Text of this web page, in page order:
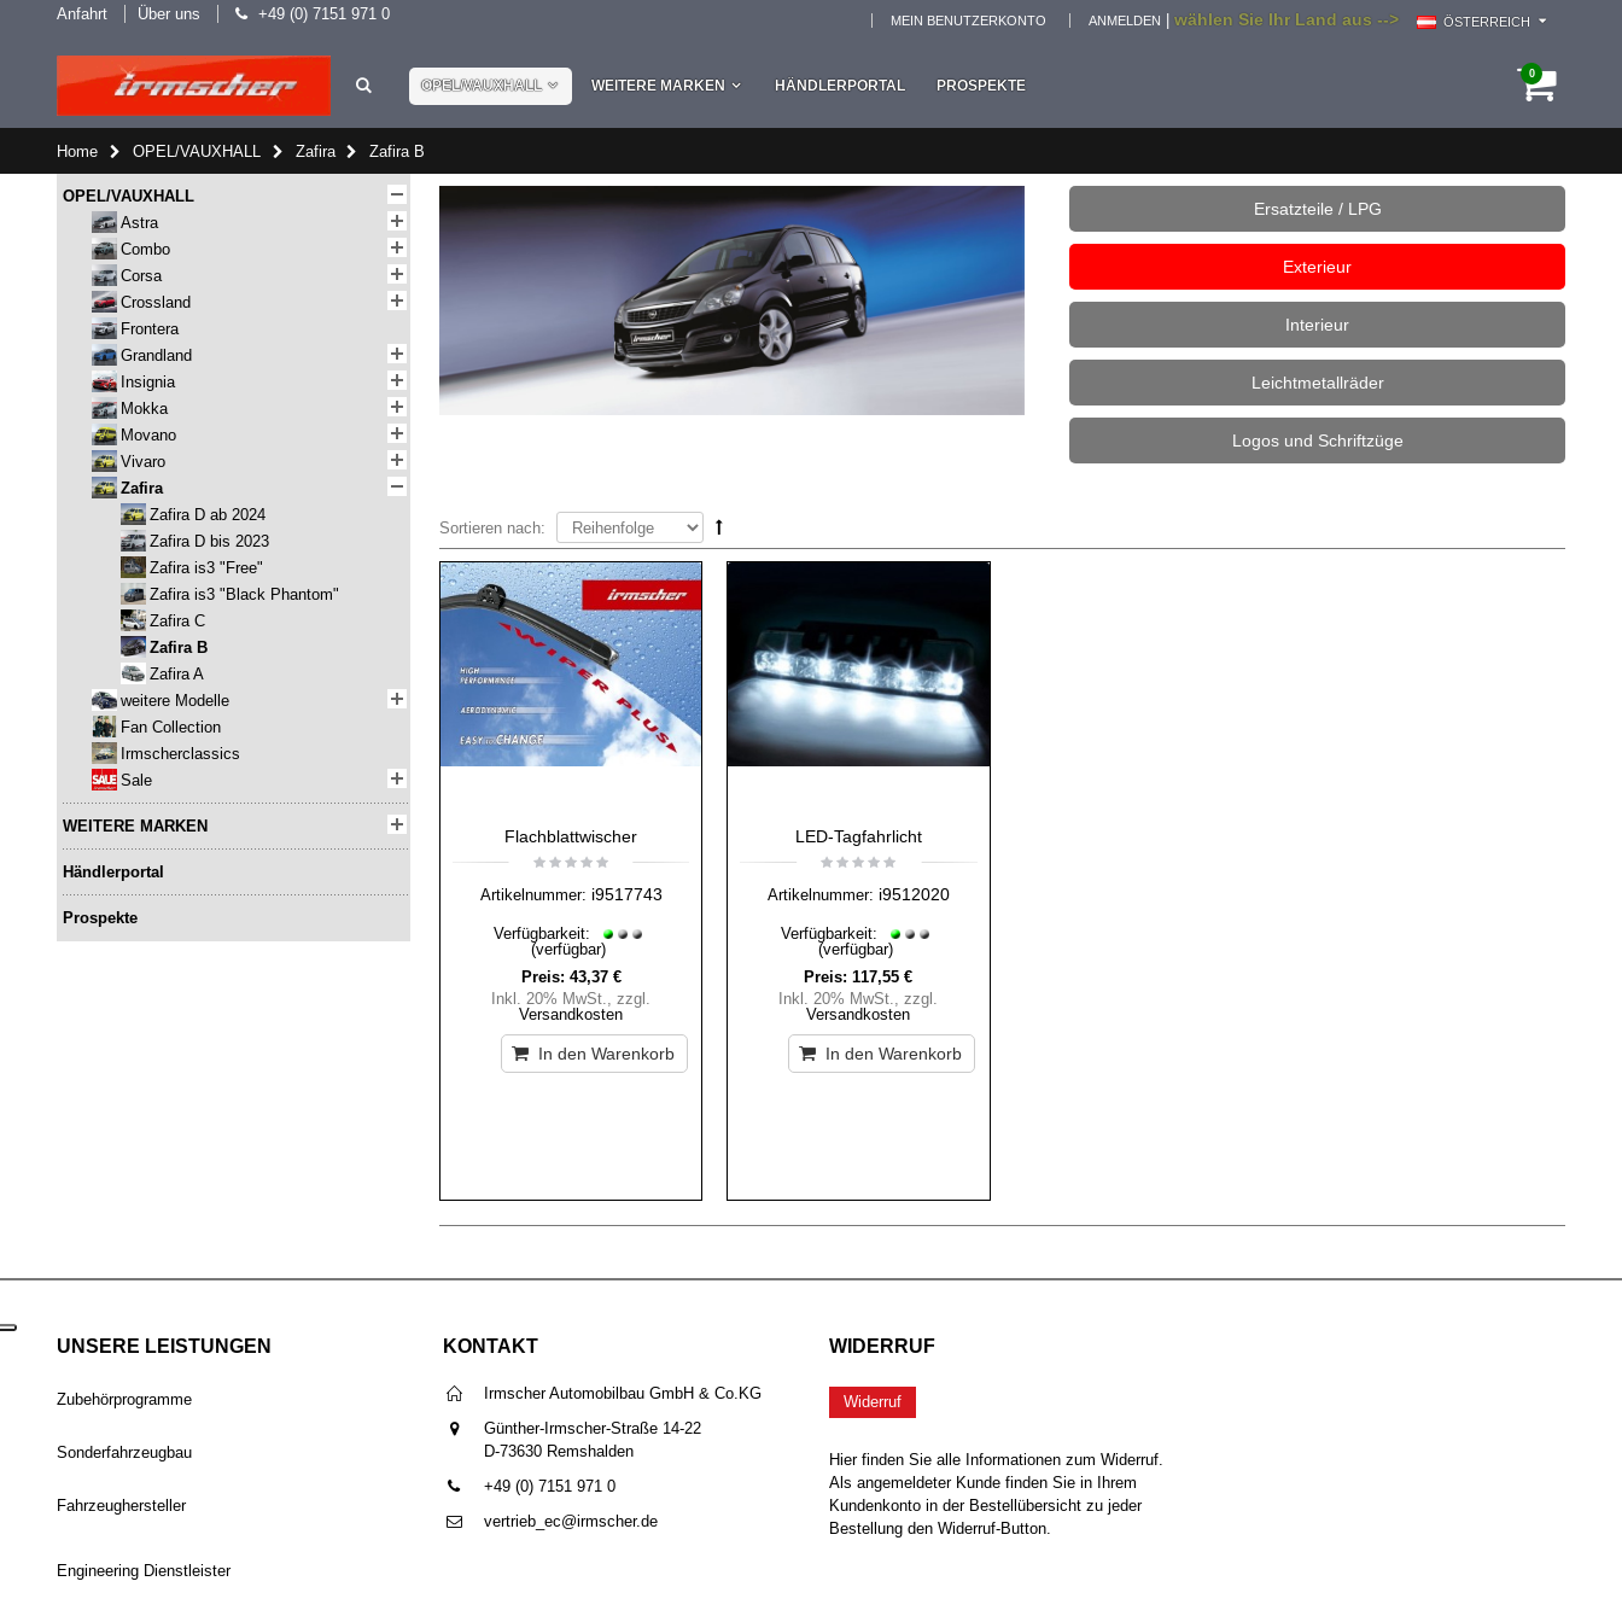
Anfahrt Über uns +49 (0) 7151 971 0 wählen Sie Ihr Land aus --> ÖSTERREICH
MEIN BENUTZERKONTO ANMELDEN
0
OPEL/VAUXHALL WEITERE MARKEN HÄNDLERPORTAL PROSPEKTE
Home OPEL/VAUXHALL Zafira Zafira B
Ersatzteile / LPG
Exterieur
Interieur
Leichtmetallräder
Logos und Schriftzüge
Sortieren nach:
Flachblattwischer
Artikelnummer: i9517743
Verfügbarkeit:
(verfügbar)
Preis: 43,37 €
Inkl. 20% MwSt.,zzgl.
Versandkosten
In den Warenkorb
LED-Tagfahrlicht
Artikelnummer: i9512020
Verfügbarkeit:
(verfügbar)
Preis: 117,55 €
Inkl. 20% MwSt.,zzgl.
Versandkosten
In den Warenkorb
OPEL/VAUXHALL
Astra
Combo
Corsa
Crossland
Frontera
Grandland
Insignia
Mokka
Movano
Vivaro
Zafira
Zafira D ab 2024
Zafira D bis 2023
Zafira is3 "Free"
Zafira is3 "Black Phantom"
Zafira C
Zafira B
Zafira A
weitere Modelle
Fan Collection
Irmscherclassics
Sale
WEITERE MARKEN
Händlerportal
Prospekte
UNSERE LEISTUNGEN
Zubehörprogramme
Sonderfahrzeugbau
Fahrzeughersteller
Engineering Dienstleister
KONTAKT
Irmscher Automobilbau GmbH & Co.KG
Günther-Irmscher-Straße 14-22
D-73630 Remshalden
+49 (0) 7151 971 0
vertrieb_ec@irmscher.de
WIDERRUF
Widerruf
Hier finden Sie alle Informationen zum Widerruf.
Als angemeldeter Kunde finden Sie in Ihrem
Kundenkonto in der Bestellübersicht zu jeder
Bestellung den Widerruf-Button.